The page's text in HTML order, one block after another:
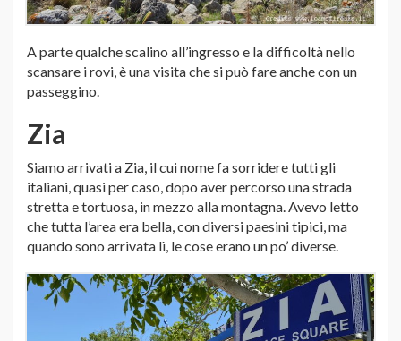
A parte qualche scalino all’ingresso e la difficoltà nello
scansare i rovi, è una visita che si può fare anche con un
passeggino.
Zia
Siamo arrivati a Zia, il cui nome fa sorridere tutti gli
italiani, quasi per caso, dopo aver percorso una strada
stretta e tortuosa, in mezzo alla montagna. Avevo letto
che tutta l’area era bella, con diversi paesini tipici, ma
quando sono arrivata lì, le cose erano un po’ diverse.